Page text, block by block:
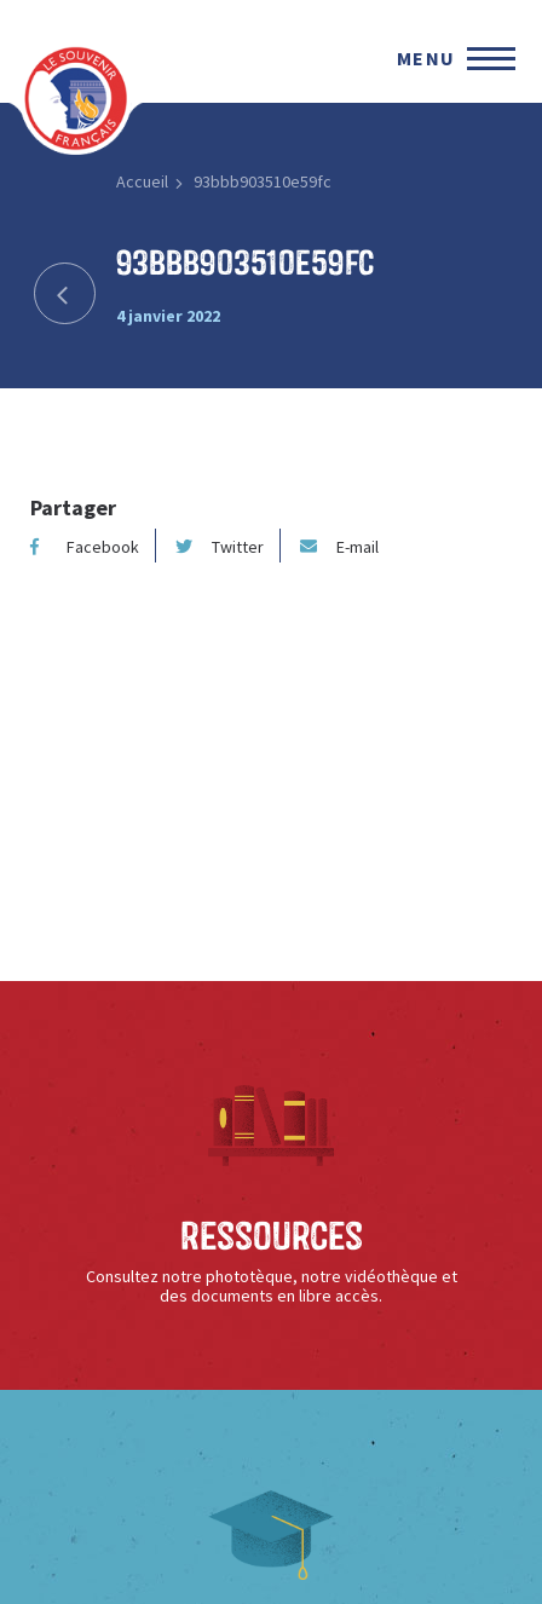
MENU
Accueil 93bbb903510e59fc
93bbb903510e59fc
4 janvier 2022
Partager
Facebook Twitter E-mail
Ressources
Consultez notre phototèque, notre vidéothèque et
des documents en libre accès.